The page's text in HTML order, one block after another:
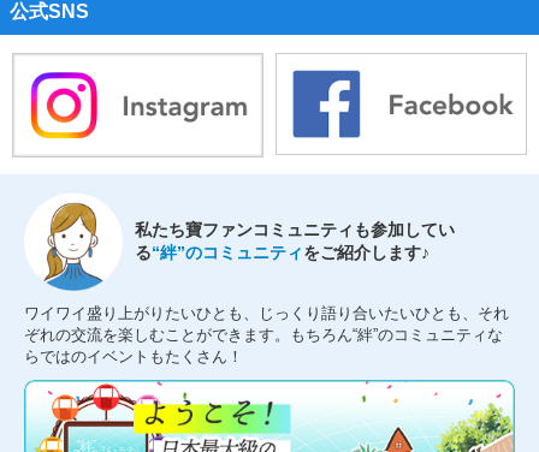
公式SNS
私たち寶ファンコミュニティも参加してい
る“絆”のコミュニティをご紹介します♪
ワイワイ盛り上がりたいひとも、じっくり語り合いたいひとも、それ
ぞれの交流を楽しむことができます。もちろん“絆”のコミュニティな
らではのイベントもたくさん！